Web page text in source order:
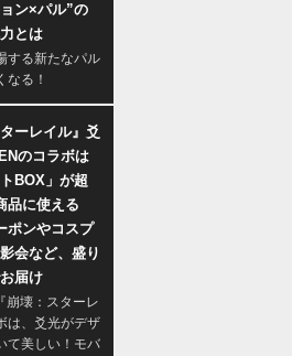
ン×パル”の
とは
する新たなパル
なる！
ターレイル』爻
のコラボは
トBOX」が超
品に使える
ポンやコスプ
会など、盛り
届け
崩壊：スターレ
は、爻光がデザ
て美しい！モバ